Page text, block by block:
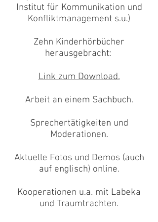
Institut für Kommunikation und
Konfliktmanagement s.u.)
Zehn Kinderhörbücher
herausgebracht:
Link zum Download.
Arbeit an einem Sachbuch.
Sprechertätigkeiten und
Moderationen.
Aktuelle Fotos und Demos (auch
auf englisch) online.
Kooperationen u.a. mit Labeka
und Traumtrachten.